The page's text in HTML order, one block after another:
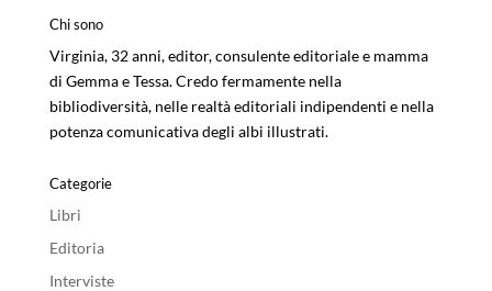
Chi sono
Virginia, 32 anni, editor, consulente editoriale e mamma
di Gemma e Tessa. Credo fermamente nella
bibliodiversità, nelle realtà editoriali indipendenti e nella
potenza comunicativa degli albi illustrati.
Categorie
Libri
Editoria
Interviste